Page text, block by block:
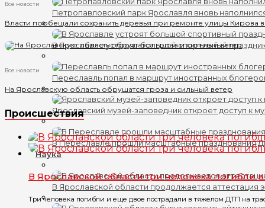
Петропавловский парк Ярославля вновь
В Ярославле устроят большой спортивный
Переславль попал в маршрут иностранных
Ярославский музей-заповедник откроет доступ к
В Переславле прошли масштабные празднования
Наука
В Ярославской области продолжается аттестация
Все новости
Власти пообещали сохранить деревья при ремонте улицы Кирова
Все новости
На Ярославскую область обрушатся гроза и сильный ветер
Происшествия
В Ярославской области три человека
Три человека погибли и еще двое пострадали в тяжелом ДТП на